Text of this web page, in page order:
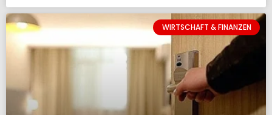
WIRTSCHAFT & FINANZEN